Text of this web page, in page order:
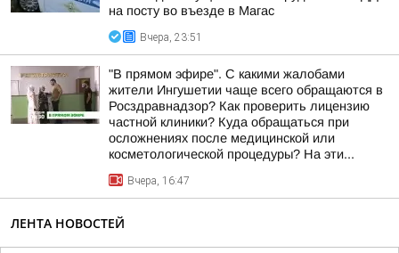
на посту во въезде в Магас
Вчера, 23:51
"В прямом эфире". С какими жалобами
жители Ингушетии чаще всего обращаются в
Росздравнадзор? Как проверить лицензию
частной клиники? Куда обращаться при
осложнениях после медицинской или
косметологической процедуры? На эти...
Вчера, 16:47
ЛЕНТА НОВОСТЕЙ